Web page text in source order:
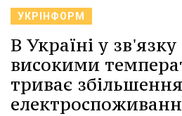
УКРІНФОРМ
В Україні у
високими
триває збільшення